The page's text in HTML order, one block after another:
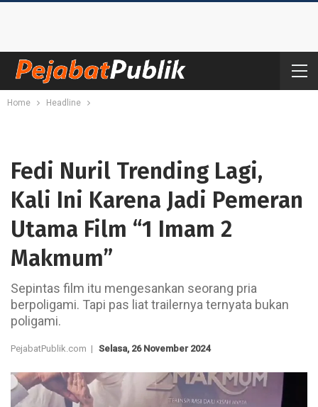
Home Headline
Fedi Nuril Trending Lagi,
Kali Ini Karena Jadi Pemeran
Utama Film “1 Imam 2
Makmum”
Sepintas film itu mengesankan seorang pria
berpoligami. Tapi pas liat trailernya ternyata bukan
poligami.
PejabatPublik.com | Selasa, 26 November 2024